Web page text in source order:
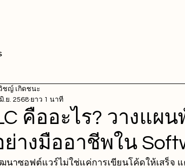
คืออะไร? วางแผ
างมืออาชีพใน
ชญ์ เกิดชนะ
.ย. 2568 ยาว 1 นาที
นาซอฟต์แวร์ไม่ใช่แค่การเขียนโค้ดให้เสร็จ